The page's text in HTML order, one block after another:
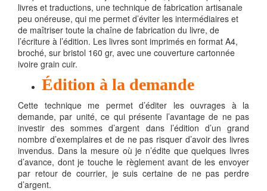
livres et traductions, une technique de fabrication artisanale
peu onéreuse, qui me permet d’éviter les intermédiaires et
de maîtriser toute la chaîne de fabrication du livre, de
l’écriture à l’édition. Les livres sont imprimés en format A4,
broché, sur bristol 160 gr, avec une couverture cartonnée
ivoire grain cuir.
Édition à la demande
Cette technique me permet d’éditer les ouvrages à la
demande, par unité, ce qui présente l’avantage de ne pas
investir des sommes d’argent dans l’édition d’un grand
nombre d’exemplaires et de ne pas risquer d’avoir des livres
invendus. Dans la mesure où je n’édite que quelques livres
d’avance, dont je touche le règlement avant de les envoyer
par retour de courrier, je suis certaine de ne pas perdre
d’argent.